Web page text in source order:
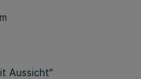
Aussicht“